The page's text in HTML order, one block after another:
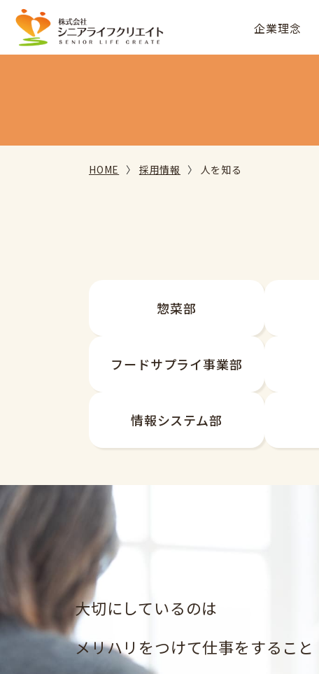
企業理念
HOME 採用情報 人を知る
惣菜部
フードサプライ事業部
情報システム部
大切にしているのは
メリハリをつけて仕事をすること